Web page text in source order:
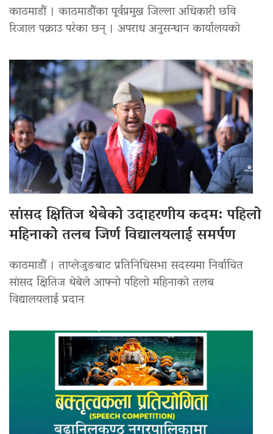
काठमाडौं । काठमाडौंका पूर्वप्रमुख जिल्ला अधिकारी छवि
रिजाल पक्राउ परेका छन् । अपराध अनुसन्धान कार्यालयको
सांसद क्षितिज थेबेको उदाहरणीय कदम: पहिलो
महिनाको तलब जिर्ण विद्यालयलाई समर्पण
काठमाडौं । ताप्लेजुङबाट प्रतिनिधिसभा सदस्यमा निर्वाचित
सांसद क्षितिज थेबेले आफ्नो पहिलो महिनाको तलब
विद्यालयलाई प्रदान